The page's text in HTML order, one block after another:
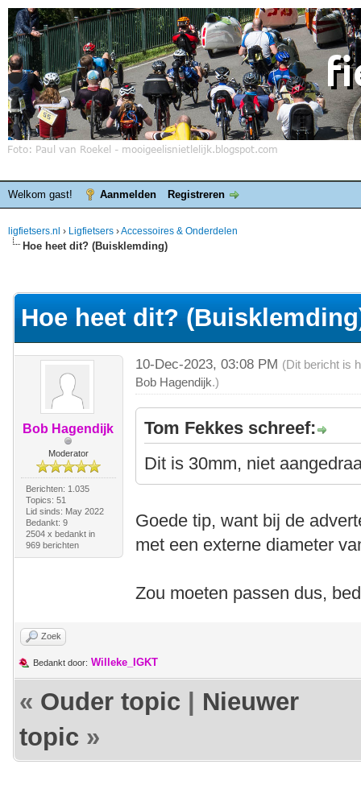
Welkom gast! Aanmelden Registreren
ligfietsers.nl › Ligfietsers ›Accessoires & Onderdelen
Hoe heet dit? (Buisklemding)
Hoe heet dit?
Bob Hagendijk
Moderator
Berichten: 1.035
Topics: 51
Lid sinds: May 2022
Bedankt: 9
2504 x bedankt in
969 berichten
10-Dec-2023, 03:08 PM (Dit bericht is
Bob Hagendijk.)
Tom Fekkes schreef:
Dit is 30mm, niet
Goede tip, want bij de
met een externe diameter
Zou moeten passen dus,
Zoek
Bedankt door: Willeke_IGKT
« Ouder topic
Nieuwer
topic »